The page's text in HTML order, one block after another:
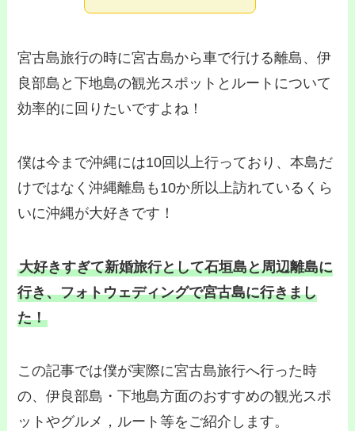
宮古島旅行の時に宮古島から車で行ける離島、伊
良部島と下地島の観光スポットとルートについて
効率的に回りたいですよね！
僕は今まで沖縄には10回以上行っており、本島だ
けではなく沖縄離島も10か所以上訪れているくら
いに沖縄が大好きです！
大好きすぎて新婚旅行として石垣島と周辺離島に
行き、フォトウェディングで宮古島に行きまし
た！
この記事では僕が実際に宮古島旅行へ行った時
の、伊良部島・下地島方面のおすすめの観光スポ
ットやグルメ，ルート等をご紹介します。